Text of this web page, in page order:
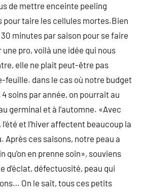
de mettre enceinte peeling
pour taire les cellules mortes.Bien
minutes par saison pour se faire
une pro, voilà une idée qui nous
elle ne plait peut-être pas
feuille. dans le cas où notre budget
soins par année, on pourrait au
germinal et à l’automne. «Avec
et l’hiver affectent beaucoup la
Après ces saisons, notre peau a
qu’on en prenne soin», souviens
d’éclat, défectuosité, peau qui
On le sait, tous ces petits